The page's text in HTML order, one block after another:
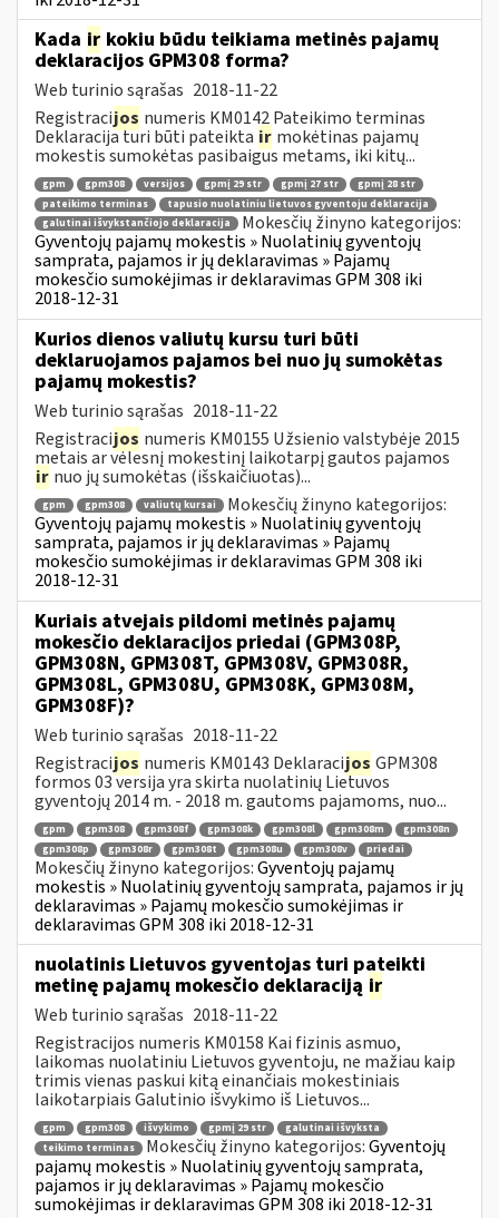
Kada ir kokiu būdu teikiama metinės pajamų
deklaracijos GPM308 forma?
Web turinio sąrašas 2018-11-22
Registracijos numeris KM0142 Pateikimo terminas
Deklaracija turi būti pateikta ir mokėtinas pajamų
mokestis sumokėtas pasibaigus metams, iki kitų...
gpm gpm308 versijos gpmį 29 str gpmį 27 str
gpmį 28 str
pateikimo terminas
tapusio nuolatiniu lietuvos gyventoju deklaracija
galutinai išvykstančiojo deklaracija
Mokesčių žinyno kategorijos:
Gyventojų pajamų mokestis » Nuolatinių gyventojų
samprata, pajamos ir jų deklaravimas » Pajamų
mokesčio sumokėjimas ir deklaravimas GPM 308 iki
2018-12-31
Kurios dienos valiutų kursu turi būti
deklaruojamos pajamos bei nuo jų sumokėtas
pajamų mokestis?
Web turinio sąrašas 2018-11-22
Registracijos numeris KM0155 Užsienio valstybėje 2015
metais ar vėlesnį mokestinį laikotarpį gautos pajamos
ir nuo jų sumokėtas (išskaičiuotas)...
gpm gpm308 valiutų kursai
Mokesčių žinyno kategorijos:
Gyventojų pajamų mokestis » Nuolatinių gyventojų
samprata, pajamos ir jų deklaravimas » Pajamų
mokesčio sumokėjimas ir deklaravimas GPM 308 iki
2018-12-31
Kuriais atvejais pildomi metinės pajamų
mokesčio deklaracijos priedai (GPM308P,
GPM308N, GPM308T, GPM308V, GPM308R,
GPM308L, GPM308U, GPM308K, GPM308M,
GPM308F)?
Web turinio sąrašas 2018-11-22
Registracijos numeris KM0143 Deklaracijos GPM308
formos 03 versija yra skirta nuolatinių Lietuvos
gyventojų 2014 m. - 2018 m. gautoms pajamoms, nuo...
gpm gpm308 gpm308f gpm308k gpm308l gpm308m
gpm308n
gpm308p
gpm308r gpm308t gpm308u gpm308v priedai
Mokesčių žinyno kategorijos:Gyventojų pajamų
mokestis » Nuolatinių gyventojų samprata, pajamos ir jų
deklaravimas » Pajamų mokesčio sumokėjimas ir
deklaravimas GPM 308 iki 2018-12-31
nuolatinis Lietuvos gyventojas turi pateikti
metinę pajamų mokesčio deklaraciją ir
Web turinio sąrašas 2018-11-22
Registracijos numeris KM0158 Kai fizinis asmuo,
laikomas nuolatiniu Lietuvos gyventoju, ne mažiau kaip
trimis vienas paskui kitą einančiais mokestiniais
laikotarpiais Galutinio išvykimo iš Lietuvos...
gpm gpm308 išvykimo gpmį 29 str
galutinai išvyksta
teikimo terminas
Mokesčių žinyno kategorijos:Gyventojų
pajamų mokestis » Nuolatinių gyventojų samprata,
pajamos ir jų deklaravimas » Pajamų mokesčio
sumokėjimas ir deklaravimas GPM 308 iki 2018-12-31